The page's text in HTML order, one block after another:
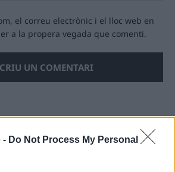
- Do Not Process My Personal
el correu electrònic i el lloc web en
a la propera vegada que comenti.